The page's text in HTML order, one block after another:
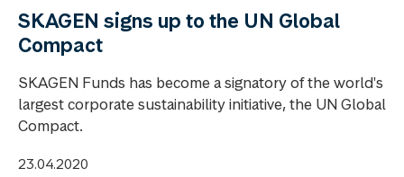
SKAGEN signs up to the UN Global
Compact
SKAGEN Funds has become a signatory of the world's
largest corporate sustainability initiative, the UN Global
Compact.
23.04.2020